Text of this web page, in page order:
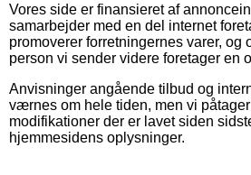
Vores side er finansieret af
samarbejder med en del internet
promoverer forretningernes varer, og
person vi sender videre foretager en
Anvisninger angående tilbud og
værnes om hele tiden, men vi
modifikationer der er lavet siden
hjemmesidens oplysninger.